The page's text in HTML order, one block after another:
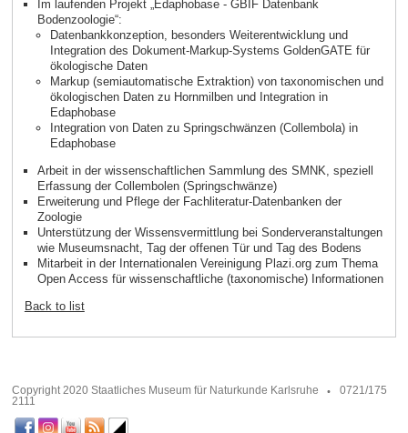
Im laufenden Projekt „Edaphobase - GBIF Datenbank
Bodenzoologie“:
Datenbankkonzeption, besonders Weiterentwicklung und
Integration des Dokument-Markup-Systems GoldenGATE für
ökologische Daten
Markup (semiautomatische Extraktion) von taxonomischen und
ökologischen Daten zu Hornmilben und Integration in
Edaphobase
Integration von Daten zu Springschwänzen (Collembola) in
Edaphobase
Arbeit in der wissenschaftlichen Sammlung des SMNK, speziell
Erfassung der Collembolen (Springschwänze)
Erweiterung und Pflege der Fachliteratur-Datenbanken der
Zoologie
Unterstützung der Wissensvermittlung bei Sonderveranstaltungen
wie Museumsnacht, Tag der offenen Tür und Tag des Bodens
Mitarbeit in der Internationalen Vereinigung Plazi.org zum Thema
Open Access für wissenschaftliche (taxonomische) Informationen
Back to list
Copyright 2020 Staatliches Museum für Naturkunde Karlsruhe
0721/175
2111